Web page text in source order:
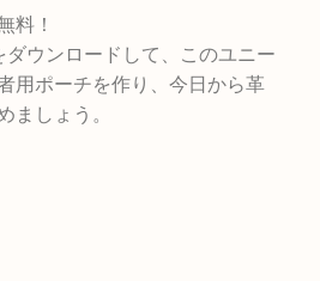
料！
ウンロードして、このユニー
用ポーチを作り、今日から革
ましょう。